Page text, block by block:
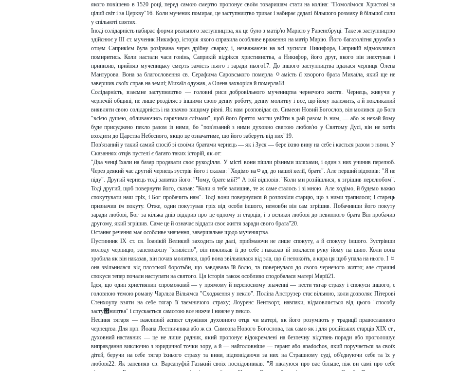
якого повішено в 1520 році, перед самою смертю пропонує своїм товаришам стати на коліна: "Помолімося Христові за
цілий світ і за Церкву"16. Коли мученик помирає, це заступництво триває і набирає дедалі більшого розмаху й більшої сили
у спільноті святих.
Іноді солідарність набирає форми реального заступництва, як це було з матір'ю Марією у Равенсбруці. Таке ж заступництво
здійснює у III ст. мученик Никифор, історія якого справила особливе враження на матір Марію. Його багатолітня дружба з
отцем Саприкієм була розірвана через дрібну сварку, і, незважаючи на всі зусилля Никифора, Саприкій відмовлявся
помиритись. Коли настали часи гонінь, Саприкій відрікся християнства, а Никифор, його друг, якого він знехтував і
принизив, прийняв мученицьку смерть замість нього і заради нього17. До іншого заступництва вдалася черниця Олена
Мантурова. Вона за благословення св. Серафима Саровського померла ﾷамість її хворого брата Михаїла, який ще не
завершив своїх справ на землі; Михаїл одужав, а Олена захворіла й померла18.
Солідарність, взаємне заступництво — головні риси добровільного мучеництва чернечого життя. Чернець, живучи у
чернечій общині, не лише розділяє з іншими свою денну роботу, денну молитву і все, що йому належить, а й покликаний
виявляти свою солідарність і на значно вищому рівні. Як нам розповідає св. Симеон Новий Богослов, він молився до Бога
"всією душею, обливаючись гарячими слізьми", щоб його браття могли увійти в рай разом із ним, — або ж нехай йому
буде присуджено пекло разом із ними, бо "пов'язаний з ними духовно святою любов'ю у Святому Дусі, він не хотів
входити до Царства Небесного, якщо це означатиме, що його заберуть від них"19.
Пов'язаний у такий самий спосіб зі своїми братами чернець — як і Зуся — бере їхню вину на себе і кається разом з ними. У
Сказаннях отців пустелі є багато таких історій, як-от:
"Два ченці їхали на базар продавати своє рукоділля. У місті вони пішли різними шляхами, і один з них учинив перелюб.
Через деякий час другий чернець зустрів його і сказав: "Ходімо наﾷад, до нашої келії, брате". Але перший відповів: "Я не
піду". Другий чернець тоді запитав його: "Чому, брате мій?" А той відповів: "Коли ми розійшлися, я згрішив перелюбом".
Тоді другий, щоб повернути його, сказав: "Коли я тебе залишив, те ж саме сталось і зі мною. Але ходімо, й будемо важко
спокутувати наш гріх, і Бог пробачить нам". Тоді вони повернулися й розповіли старцю, що з ними трапилося; і старець
призначив їм покуту. Отже, один покутував гріх від особи іншого, немовби він сам згрішив. Побачивши його покуту
заради любові, Бог за кілька днів відкрив про це одному зі старців, і з великої любові до невинного брата Він пробачив
другому, який згрішив. Саме це й означає віддати своє життя заради свого брата"20.
Останнє речення має особливе значення, завершальне щодо мучеництва.
Пустинник IX ст. св. Іоанікій Великий заходить ще далі, приймаючи не лише спокуту, а й спокусу іншого. Зустрівши
молоду черницю, занепокоєну "хтивістю", він покликав її до себе і наказав їй покласти руку йому на шию. Коли вона
зробила як він наказав, він почав молитися, щоб вона звільнилася від зла, що її непокоїть, а кара ця щоб упала на нього. І ﾲ
она звільнилася від плотської боротьби, що завдавала їй болю, та повернулася до свого чернечого життя; але страшні
спокуси тепер почали наступати на святого. Ця історія також особливо сподобалася матері Марії21.
Ідея, що один християнин спроможний — у прямому й переносному значенні — нести тягар страху і спокуси іншого, є
головною темою роману Чарльза Вільямса "Сходження у пекло". Поліна Анструзер стає вільною, коли дозволяє Пітерові
Стенхоупу взяти на себе тягар її таємничого страху; Лоуренс Вентворт, навпаки, відмовляється від цього "способу
засту﾿ництва" і спускається самотою все нижче і нижче у пекло.
Несіння тягаря — важливий аспект служіння духовного отця чи матері, як його розуміють у традиції православного
чернецтва. Для прп. Йоана Лествичника або ж св. Симеона Нового Богослова, так само як і для російських старців XIX ст.,
духовний наставник — це не лише радник, який пропонує відокремлені на безпечну відстань поради або проголошує
виправдання виключно з юридичної точки зору, а й — найголовніше — гарант або anadochos, який поручається за своїх
дітей, беручи на себе тягар їхнього страху та вини, відповідаючи за них на Страшному суді, об'єднуючи себе та їх у
любові22. Як запевняв св. Варсануфій Газький своїх послідовників: "Я піклуюся про вас більше, ніж ви самі про себе